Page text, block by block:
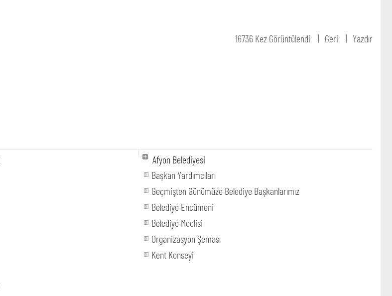
16736 Kez Görüntülendi Geri Yazdır
Afyon Belediyesi
Başkan Yardımcıları
Geçmişten Günümüze Belediye Başkanlarımız
Belediye Encümeni
Belediye Meclisi
Organizasyon Şeması
Kent Konseyi